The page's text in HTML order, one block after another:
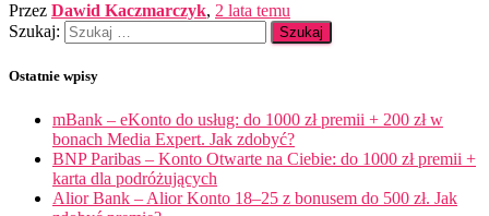
Przez Dawid Kaczmarczyk, 2 lata temu
Szukaj:
Ostatnie wpisy
mBank – eKonto do usług: do 1000 zł premii + 200 zł w
bonach Media Expert. Jak zdobyć?
BNP Paribas – Konto Otwarte na Ciebie: do 1000 zł premii +
karta dla podróżujących
Alior Bank – Alior Konto 18–25 z bonusem do 500 zł. Jak